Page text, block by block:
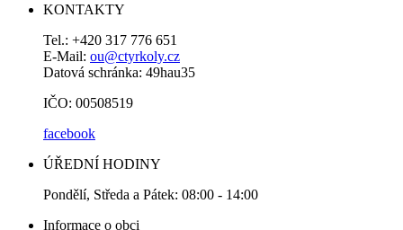
KONTAKTY
Tel.: +420 317 776 651
E-Mail: ou@ctyrkoly.cz
Datová schránka: 49hau35
IČO: 00508519
facebook
ÚŘEDNÍ HODINY
Pondělí, Středa a Pátek: 08:00 - 14:00
Informace o obci